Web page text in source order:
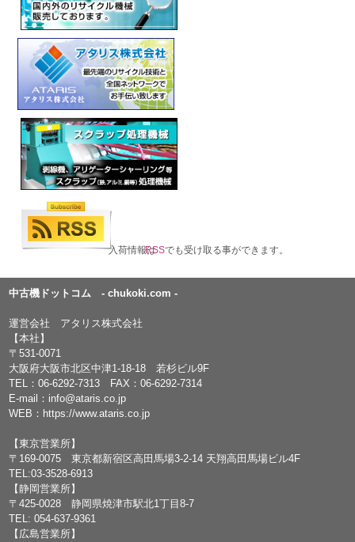
入荷情報はRSSでも受け取る事ができます。
中古機ドットコム - chukoki.com -
運営会社 アタリス株式会社
【本社】
〒531-0071
大阪府大阪市北区中津1-18-18 若杉ビル9F
TEL：06-6292-7313 FAX：06-6292-7314
E-mail： info@ataris.co.jp
WEB： https://www.ataris.co.jp
【東京営業所】
〒169-0075 東京都新宿区高田馬場3-2-14 天翔高田馬場ビル4F
TEL:03-3528-6913
【静岡営業所】
〒425-0028 静岡県焼津市駅北1丁目8-7
TEL: 054-637-9361
【広島営業所】